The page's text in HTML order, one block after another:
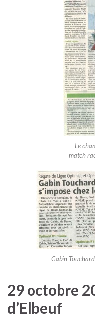
Le
match
Gabin Touchard
29 octobre
d’Elbeuf